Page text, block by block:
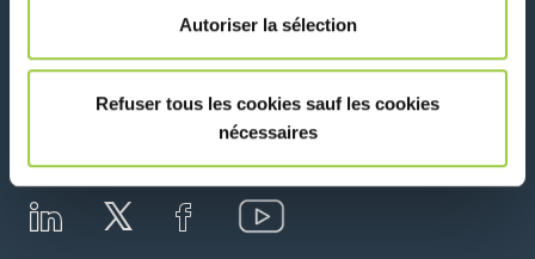
Autoriser la sélection
Refuser tous les cookies sauf les cookies
nécessaires
在社交媒体上关注我们